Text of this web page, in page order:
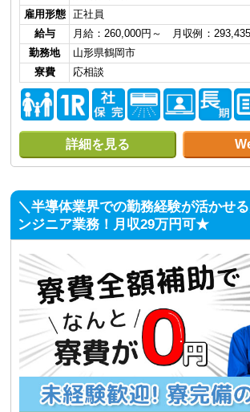
雇用形態
正社員
給与
月給：260,000円～ 月収例：
勤務地
山形県鶴岡市
寮費
応相談
詳細を見る
＼半導体業界での勤務経験が活かせ
ンジニア業務！月収29万円可★